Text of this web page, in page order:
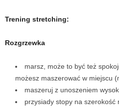
Trening stretching:
Rozgrzewka
marsz, może to być też
możesz maszerować w miejscu
maszeruj z unoszeniem
przysiady stopy na